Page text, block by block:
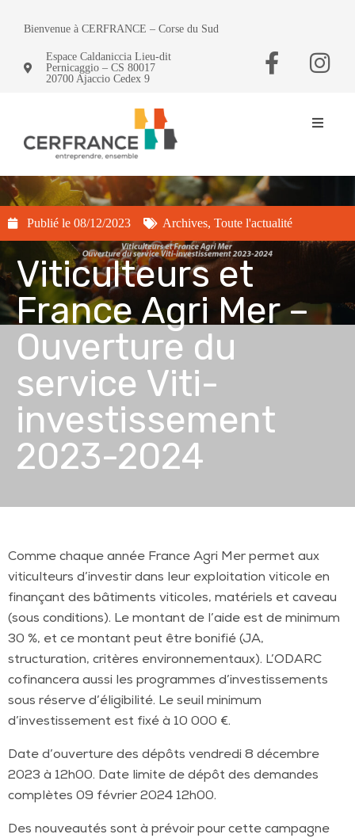
Bienvenue à CERFRANCE – Corse du Sud
Espace Caldaniccia Lieu-dit
Pernicaggio – CS 80017
20700 Ajaccio Cedex 9
Publié le 08/12/2023 Archives, Toute l'actualité
Viticulteurs et
France Agri Mer –
Ouverture du
service Viti-
investissement
2023-2024
Comme chaque année France Agri Mer permet aux
viticulteurs d’investir dans leur exploitation viticole en
finançant des bâtiments viticoles, matériels et caveau
(sous conditions). Le montant de l’aide est de minimum
30 %, et ce montant peut être bonifié (JA,
structuration, critères environnementaux). L’ODARC
cofinancera aussi les programmes d’investissements
sous réserve d’éligibilité. Le seuil minimum
d’investissement est fixé à 10 000 €.
Date d’ouverture des dépôts vendredi 8 décembre
2023 à 12h00. Date limite de dépôt des demandes
complètes 09 février 2024 12h00.
Des nouveautés sont à prévoir pour cette campagne